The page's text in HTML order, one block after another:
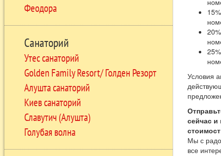
Феодора
Санаторий
Утес санаторий
Golden Family Resort/ Голден Резорт
Алушта санаторий
Киев санаторий
Славутич (Алушта)
Голубая волна
Условия
сейчас и
Мы с
все